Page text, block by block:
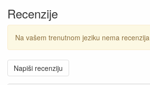
Recenzije
Na vašem trenutnom jeziku nema recenzija
Napiši recenziju